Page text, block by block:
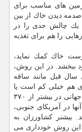
زمین های مناسب برای
قبل به خاطر صدمه دیدن خاك از بین
یك چالش جدی را در
را هم برای تغذیه
خاك كمك نماید،
ببخشد. در این روش،
قبل مانند ساقه
هم خیلی كم است یا
اصلا صورت نمی گیرد. این روش، به صورت جهانی در بیشتر از ۳۷۰
در آمریكای جنوبی،
بیشتر كشاورزان به
این روش خودداری می